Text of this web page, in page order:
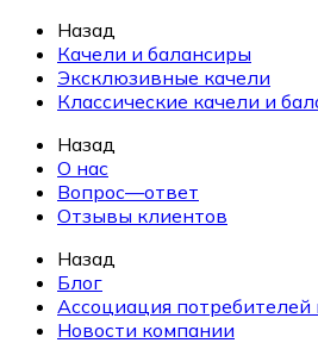
Назад
Качели и балансиры
Эксклюзивные качели
Классические качели и
Назад
О нас
Вопрос—ответ
Отзывы клиентов
Назад
Блог
Ассоциация
Новости компании